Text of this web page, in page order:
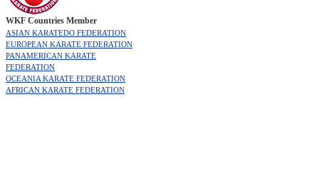
WKF Countries Member
ASIAN KARATEDO FEDERATION
EUROPEAN KARATE FEDERATION
PANAMERICAN KARATE
FEDERATION
OCEANIA KARATE FEDERATION
AFRICAN KARATE FEDERATION